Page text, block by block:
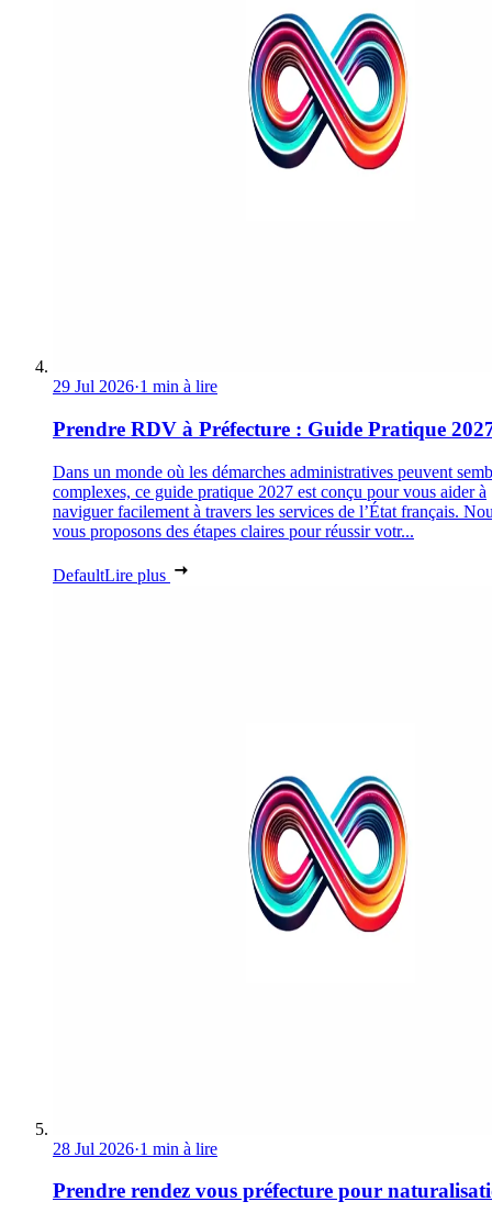
29 Jul 2026·1 min à lire
Prendre RDV à Préfecture : Guide Pratique
Dans un monde où les démarches administratives peuvent
complexes, ce guide pratique 2027 est conçu pour vous aider à
naviguer facilement à travers les services de l’État français.
vous proposons des étapes claires pour réussir votr...
DefaultLire plus
28 Jul 2026·1 min à lire
Prendre rendez vous préfecture pour